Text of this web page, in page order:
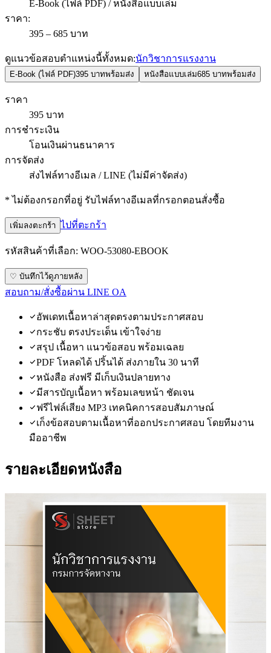
E-Book (ไฟล์ PDF) / หนังสือแบบเล่ม
ราคา:
395 – 685 บาท
ดูแนวข้อสอบตำแหน่งนี้ทั้งหมด:นักวิชาการแรงงาน
E-Book (ไฟล์ PDF)395 บาทพร้อมส่ง หนังสือแบบเล่ม685 บาทพร้อมส่ง
ราคา
395 บาท
การชำระเงิน
โอนเงินผ่านธนาคาร
การจัดส่ง
ส่งไฟล์ทางอีเมล / LINE (ไม่มีค่าจัดส่ง)
* ไม่ต้องกรอกที่อยู่ รับไฟล์ทางอีเมลที่กรอกตอนสั่งซื้อ
เพิ่มลงตะกร้า ไปที่ตะกร้า
รหัสสินค้าที่เลือก: WOO-53080-EBOOK
♡ บันทึกไว้ดูภายหลัง
สอบถาม/สั่งซื้อผ่าน LINE OA
อัพเดทเนื้อหาล่าสุดตรงตามประกาศสอบ
กระชับ ตรงประเด็น เข้าใจง่าย
สรุป เนื้อหา แนวข้อสอบ พร้อมเฉลย
PDF โหลดได้ ปริ้นได้ ส่งภายใน 30 นาที
หนังสือ ส่งฟรี มีเก็บเงินปลายทาง
มีสารบัญเนื้อหา พร้อมเลขหน้า ชัดเจน
ฟรีไฟล์เสียง MP3 เทคนิคการสอบสัมภาษณ์
เก็งข้อสอบตามเนื้อหาที่ออกประกาศสอบ โดยทีมงาน
มืออาชีพ
รายละเอียดหนังสือ